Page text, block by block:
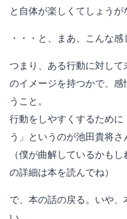
と自体が楽しくてしょうが
・・・と、まあ、こんな感
つまり、ある行動に対し
のイメージを持つかで、
うこと。
行動をしやすくするため
う」というのが池田貴将さ
（僕が曲解しているかも
の詳細は本を読んでね）
で、本の話の戻る。いや